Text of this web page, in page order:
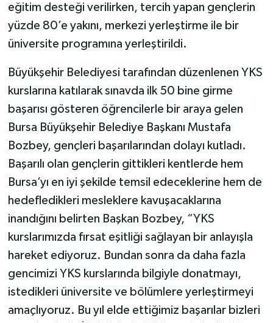
eğitim desteği verilirken, tercih yapan gençlerin
yüzde 80’e yakını, merkezi yerleştirme ile bir
üniversite programına yerleştirildi.
Büyükşehir Belediyesi tarafından düzenlenen YKS
kurslarına katılarak sınavda ilk 50 bine girme
başarısı gösteren öğrencilerle bir araya gelen
Bursa Büyükşehir Belediye Başkanı Mustafa
Bozbey, gençleri başarılarından dolayı kutladı.
Başarılı olan gençlerin gittikleri kentlerde hem
Bursa’yı en iyi şekilde temsil edeceklerine hem de
hedefledikleri mesleklere kavuşacaklarına
inandığını belirten Başkan Bozbey, “YKS
kurslarımızda fırsat eşitliği sağlayan bir anlayışla
hareket ediyoruz. Bundan sonra da daha fazla
gencimizi YKS kurslarında bilgiyle donatmayı,
istedikleri üniversite ve bölümlere yerleştirmeyi
amaçlıyoruz. Bu yıl elde ettiğimiz başarılar bizleri